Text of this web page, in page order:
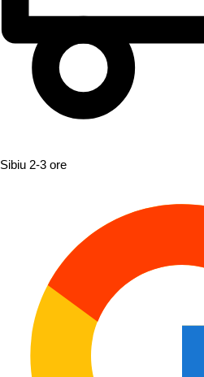
Sibiu 2-3 ore